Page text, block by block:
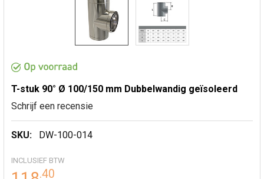
T-stuk 90° Ø 100/150 mm Dubbelwandig geïsoleerd
Schrijf een recensie
SKU: DW-100-014
INCLUSIEF BTW
.40